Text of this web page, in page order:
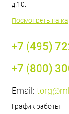
д.10.
Посмотреть на
+7 (495)
+7 (800)
Email:
График работы